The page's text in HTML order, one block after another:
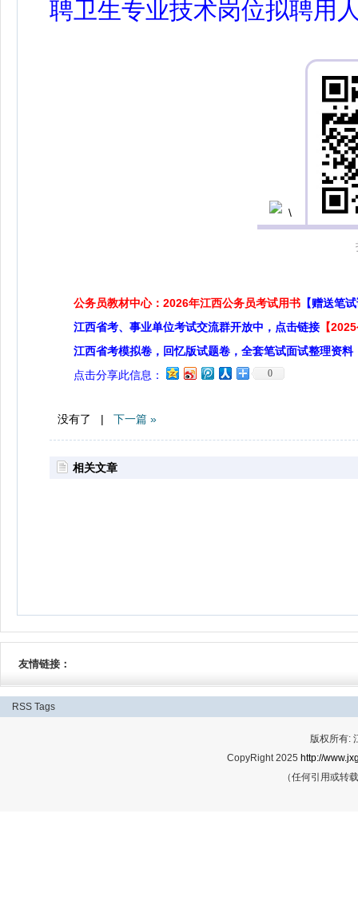
聘卫生专业技术岗位拟聘用
公务员教材中心：2026年江西公务员考试用书 【赠送笔
江西省考、事业单位考试交流群开放中，点击链接 【
江西省考模拟卷，回忆版试题卷，全套笔试面试整理资料
点击分享此信息：
0
没有了 | 下一篇 »
相关文章
友情链接：
RSS Tags
版权所有:
CopyRight 2025 http://
（任何引用或转